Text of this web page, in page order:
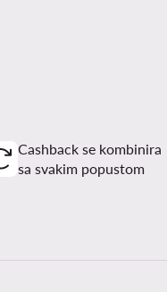
Cashback se kombinira
sa svakim popustom